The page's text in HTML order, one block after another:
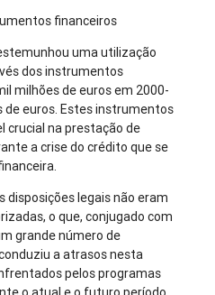
financeiros
uma utilização
dos instrumentos
milhões de euros em 2000-
de euros. Estes instrumentos
crucial na prestação de
a crise do crédito que se
disposições legais não eram
o que, conjugado com
grande número de
a atrasos nesta
pelos programas